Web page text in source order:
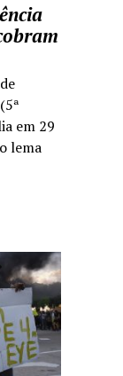
em 29
lema